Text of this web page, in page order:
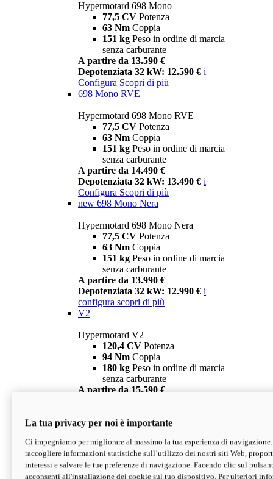
Hypermotard 698 Mono
77,5 CV Potenza
63 Nm Coppia
151 kg Peso in ordine di marcia
senza carburante
A partire da 13.590 €
Depotenziata 32 kW: 12.590 € i
Configura Scopri di più
698 Mono RVE
Hypermotard 698 Mono RVE
77,5 CV Potenza
63 Nm Coppia
151 kg Peso in ordine di marcia
senza carburante
A partire da 14.490 €
Depotenziata 32 kW: 13.490 € i
Configura Scopri di più
new 698 Mono Nera
Hypermotard 698 Mono Nera
77,5 CV Potenza
63 Nm Coppia
151 kg Peso in ordine di marcia
senza carburante
A partire da 13.990 €
Depotenziata 32 kW: 12.990 € i
configura scopri di più
V2
Hypermotard V2
120,4 CV Potenza
94 Nm Coppia
180 kg Peso in ordine di marcia
senza carburante
A partire da 15.590 €
V2 SP
Hypermotard V2 SP
120,4 CVPotenza
94 NmCoppia
La tua privacy per noi è importante
Ci impegniamo per migliorare al massimo la tua esperienza di
raccogliere informazioni statistiche sull’utilizzo dei nostri siti Web,
interessi e salvare le tue preferenze di navigazione. Facendo clic sul
acconsenti all'installazione dei cookie sul tuo dispositivo. Per ulteriori